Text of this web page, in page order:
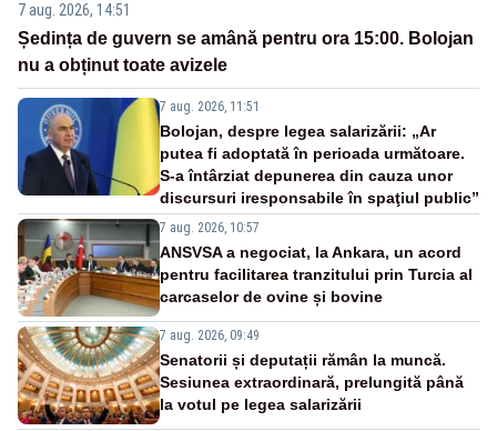
7 aug. 2026, 14:51
Ședința de guvern se amână pentru ora 15:00. Bolojan
nu a obținut toate avizele
7 aug. 2026, 11:51
Bolojan, despre legea salarizării: „Ar
putea fi adoptată în perioada următoare.
S-a întârziat depunerea din cauza unor
discursuri iresponsabile în spaţiul public”
7 aug. 2026, 10:57
ANSVSA a negociat, la Ankara, un acord
pentru facilitarea tranzitului prin Turcia al
carcaselor de ovine și bovine
7 aug. 2026, 09:49
Senatorii și deputații rămân la muncă.
Sesiunea extraordinară, prelungită până
la votul pe legea salarizării